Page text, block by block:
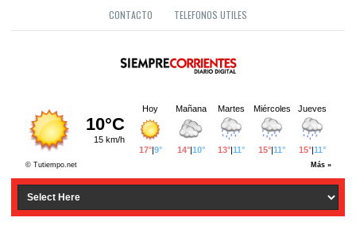
CONTACTO TELEFONOS UTILES